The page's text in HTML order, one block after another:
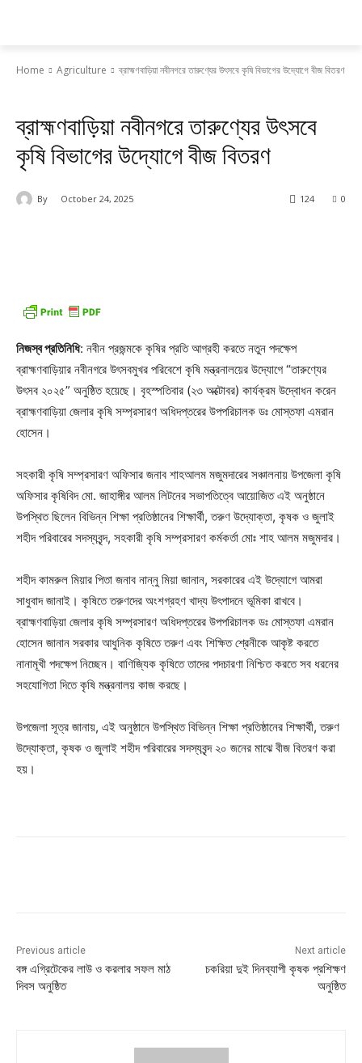
Home Agriculture ব্রাহ্মণবাড়িয়া নবীনগরে তারুণ্যের উৎসবে কৃষি বিভাগের উদ্যোগে বীজ বিতরণ
ব্রাহ্মণবাড়িয়া নবীনগরে তারুণ্যের উৎসবে
কৃষি বিভাগের উদ্যোগে বীজ বিতরণ
By October 24, 2025 0
124
নিজস্ব প্রতিনিধি: নবীন প্রজন্মকে কৃষির প্রতি আগ্রহী করতে নতুন পদক্ষেপ
ব্রাহ্মণবাড়িয়ার নবীনগরে উৎসবমুখর পরিবেশে কৃষি মন্ত্রনালয়ের উদ্যোগে “তারুণ্যের
উৎসব ২০২৫” অনুষ্ঠিত হয়েছে। বৃহস্পতিবার (২৩ অক্টোবর) কার্যক্রম উদ্বোধন করেন
ব্রাহ্মণবাড়িয়া জেলার কৃষি সম্প্রসারণ অধিদপ্তরের উপপরিচালক ডঃ মোস্তফা এমরান
হোসেন।
সহকারী কৃষি সম্প্রসারণ অফিসার জনাব শাহআলম মজুমদারের সঞ্চালনায় উপজেলা কৃষি
অফিসার কৃষিবিদ মো. জাহাঙ্গীর আলম লিটনের সভাপতিত্বে আয়োজিত এই অনুষ্ঠানে
উপস্থিত ছিলেন বিভিন্ন শিক্ষা প্রতিষ্ঠানের শিক্ষার্থী, তরুণ উদ্যোক্তা, কৃষক ও জুলাই
শহীদ পরিবারের সদস্যবৃন্দ, সহকারী কৃষি সম্প্রসারণ কর্মকর্তা মোঃ শাহ আলম মজুমদার।
শহীদ কামরুল মিয়ার পিতা জনাব নান্নু মিয়া জানান, সরকারের এই উদ্যোগে আমরা
সাধুবাদ জানাই। কৃষিতে তরুণদের অংশগ্রহণ খাদ্য উৎপাদনে ভূমিকা রাখবে।
ব্রাহ্মণবাড়িয়া জেলার কৃষি সম্প্রসারণ অধিদপ্তরের উপপরিচালক ডঃ মোস্তফা এমরান
হোসেন জানান সরকার আধুনিক কৃষিতে তরুণ এবং শিক্ষিত শ্রেনীকে আকৃষ্ট করতে
নানামূখী পদক্ষেপ নিচ্ছেন। বাণিজ্যিক কৃষিতে তাদের পদচারণা নিশ্চিত করতে সব ধরনের
সহযোগিতা দিতে কৃষি মন্ত্রনালয় কাজ করছে।
উপজেলা সূত্র জানায়, এই অনুষ্ঠানে উপস্থিত বিভিন্ন শিক্ষা প্রতিষ্ঠানের শিক্ষার্থী, তরুণ
উদ্যোক্তা, কৃষক ও জুলাই শহীদ পরিবারের সদস্যবৃন্দ ২০ জনের মাঝে বীজ বিতরণ করা
হয়।
Previous article
বঙ্গ এগ্রিটেকের লাউ ও করলার সফল মাঠ
দিবস অনুষ্ঠিত
Next article
চকরিয়া দুই দিনব্যাপী কৃষক প্রশিক্ষণ
অনুষ্ঠিত